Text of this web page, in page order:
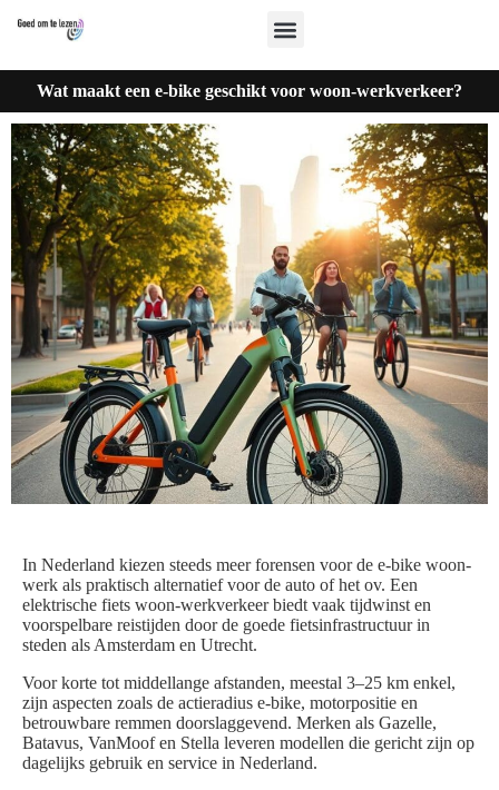
Wat maakt een e-bike geschikt voor woon-werkverkeer?
In Nederland kiezen steeds meer forensen voor de e-bike woon-
werk als praktisch alternatief voor de auto of het ov. Een
elektrische fiets woon-werkverkeer biedt vaak tijdwinst en
voorspelbare reistijden door de goede fietsinfrastructuur in
steden als Amsterdam en Utrecht.
Voor korte tot middellange afstanden, meestal 3–25 km enkel,
zijn aspecten zoals de actieradius e-bike, motorpositie en
betrouwbare remmen doorslaggevend. Merken als Gazelle,
Batavus, VanMoof en Stella leveren modellen die gericht zijn op
dagelijks gebruik en service in Nederland.